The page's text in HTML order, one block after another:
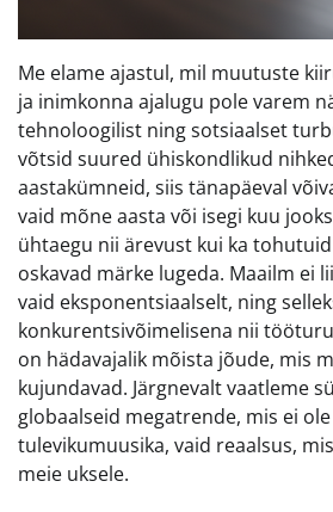
Me elame ajastul, mil muutuste
ja inimkonna ajalugu pole varem
tehnoloogilist ning sotsiaalset
võtsid suured ühiskondlikud
aastakümneid, siis tänapäeval
vaid mõne aasta või isegi kuu
ühtaegu nii ärevust kui ka
oskavad märke lugeda. Maailm ei
vaid eksponentsiaalselt, ning
konkurentsivõimelisena nii
on hädavajalik mõista jõude, mis
kujundavad. Järgnevalt vaatleme
globaalseid megatrende, mis ei
tulevikumuusika, vaid reaalsus,
meie uksele.